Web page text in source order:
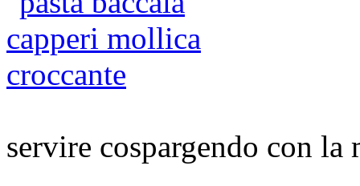
servire cospargendo con la